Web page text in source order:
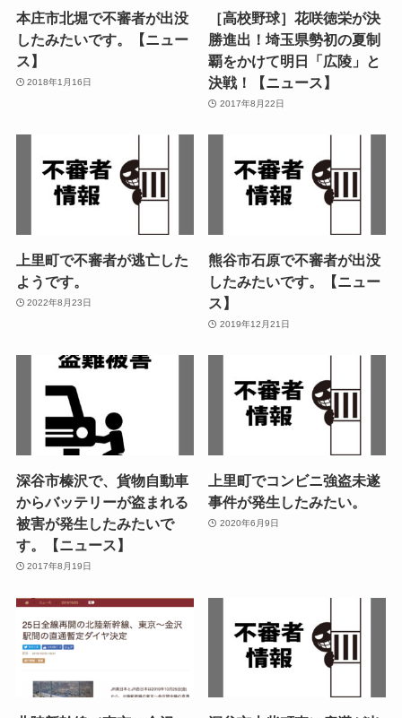
本庄市北堀で不審者が出没
したみたいです。【ニュー
ス】
2018年1月16日
［高校野球］花咲徳栄が決
勝進出！埼玉県勢初の夏制
覇をかけて明日「広陵」と
決戦！【ニュース】
2017年8月22日
上里町で不審者が逃亡した
ようです。
2022年8月23日
熊谷市石原で不審者が出没
したみたいです。【ニュー
ス】
2019年12月21日
深谷市榛沢で、貨物自動車
からバッテリーが盗まれる
被害が発生したみたいで
す。【ニュース】
2017年8月19日
上里町でコンビニ強盗未遂
事件が発生したみたい。
2020年6月9日